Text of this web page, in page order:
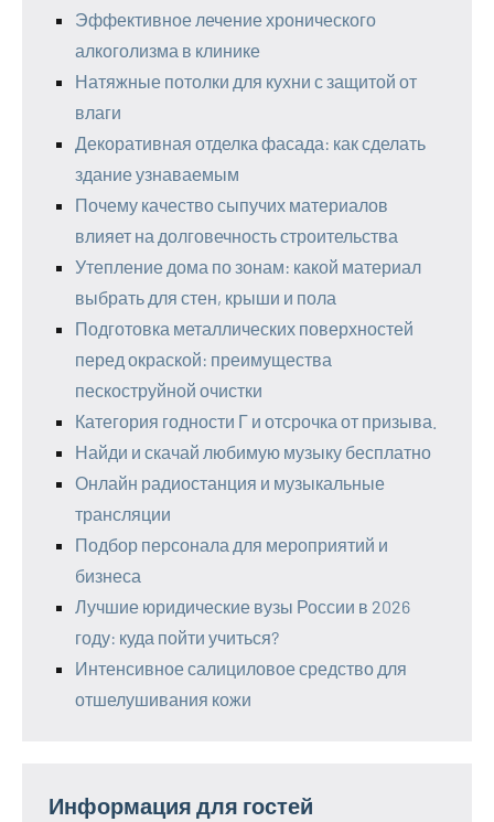
Эффективное лечение хронического
алкоголизма в клинике
Натяжные потолки для кухни с защитой от
влаги
Декоративная отделка фасада: как сделать
здание узнаваемым
Почему качество сыпучих материалов
влияет на долговечность строительства
Утепление дома по зонам: какой материал
выбрать для стен, крыши и пола
Подготовка металлических поверхностей
перед окраской: преимущества
пескоструйной очистки
Категория годности Г и отсрочка от призыва.
Найди и скачай любимую музыку бесплатно
Онлайн радиостанция и музыкальные
трансляции
Подбор персонала для мероприятий и
бизнеса
Лучшие юридические вузы России в 2026
году: куда пойти учиться?
Интенсивное салициловое средство для
отшелушивания кожи
Информация для гостей